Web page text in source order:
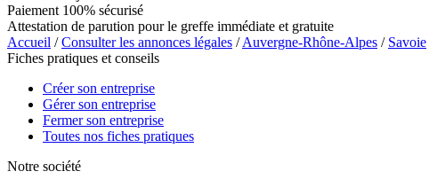
Paiement 100% sécurisé
Attestation de parution pour le greffe immédiate et gratuite
Accueil /Consulter les annonces légales /Auvergne-Rhône-Alpes / Savoie
Fiches pratiques et conseils
Créer son entreprise
Gérer son entreprise
Fermer son entreprise
Toutes nos fiches pratiques
Notre société